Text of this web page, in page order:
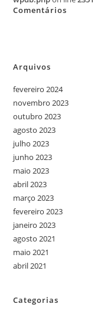
Comentários
Arquivos
fevereiro 2024
novembro 2023
outubro 2023
agosto 2023
julho 2023
junho 2023
maio 2023
abril 2023
março 2023
fevereiro 2023
janeiro 2023
agosto 2021
maio 2021
abril 2021
Categorias